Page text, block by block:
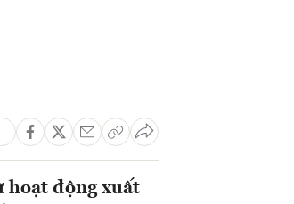
hoạt động xuất